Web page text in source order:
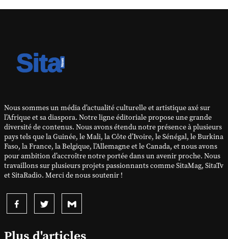
Nous sommes un média d’actualité culturelle et artistique axé sur
l’Afrique et sa diaspora. Notre ligne éditoriale propose une grande
diversité de contenus. Nous avons étendu notre présence à plusieurs
pays tels que la Guinée, le Mali, la Côte d’Ivoire, le Sénégal, le Burkina
Faso, la France, la Belgique, l’Allemagne et le Canada, et nous avons
pour ambition d’accroître notre portée dans un avenir proche. Nous
travaillons sur plusieurs projets passionnants comme SitaMag, SitaTv
et SitaRadio. Merci de nous soutenir !